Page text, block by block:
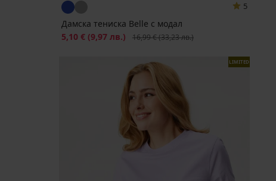
5
Дамска тениска Belle с модал
Намаление
5,10 € (9,97 лв.) Първоначална цена
16,99 €(33,23 лв.)
LIMITED